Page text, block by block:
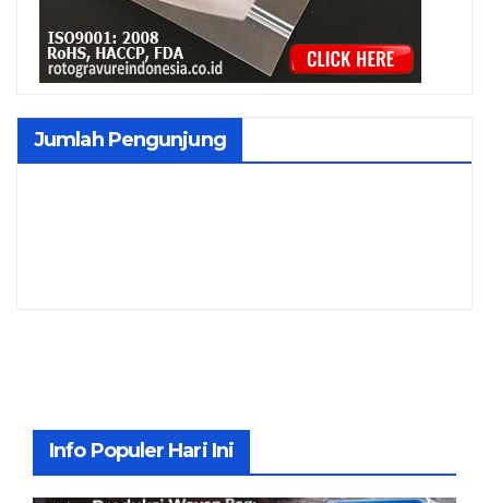
Jumlah Pengunjung
Info Populer Hari Ini